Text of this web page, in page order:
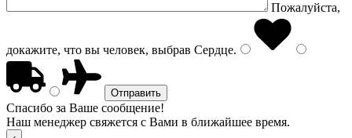
Пожалуйста,
докажите, что вы человек, выбрав Сердце.
Спасибо за Ваше сообщение!
Наш менеджер свяжется с Вами в ближайшее время.